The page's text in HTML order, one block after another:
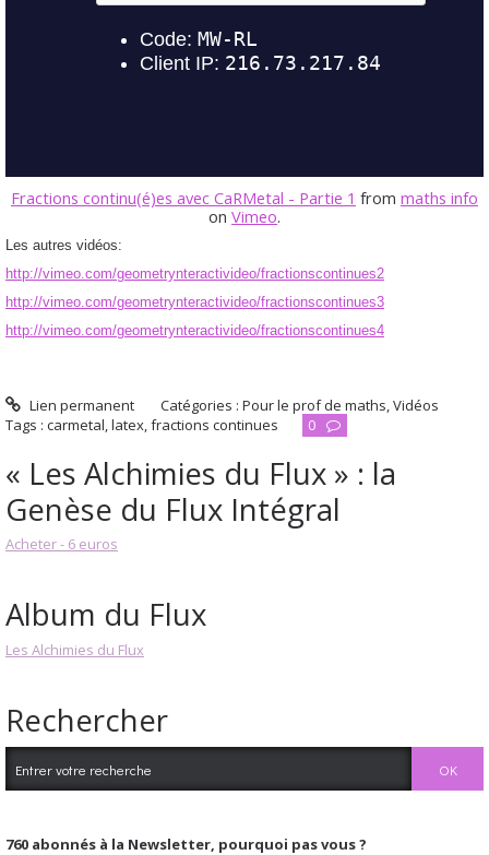
Fractions continu(é)es avec CaRMetal - Partie 1 from maths info
on Vimeo.
Les autres vidéos:
http://vimeo.com/geometrynteractivideo/fractionscontinues2
http://vimeo.com/geometrynteractivideo/fractionscontinues3
http://vimeo.com/geometrynteractivideo/fractionscontinues4
Lien permanent Catégories :Pour le prof de maths,Vidéos
Tags : carmetal,latex,fractions continues 0
« Les Alchimies du Flux » : la
Genèse du Flux Intégral
Acheter - 6 euros
Album du Flux
Les Alchimies du Flux
Rechercher
760 abonnés à la Newsletter, pourquoi pas vous ?